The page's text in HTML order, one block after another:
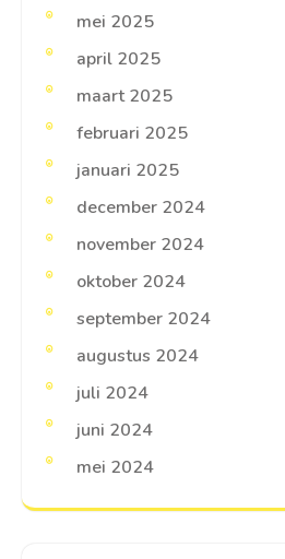
mei 2025
april 2025
maart 2025
februari 2025
januari 2025
december 2024
november 2024
oktober 2024
september 2024
augustus 2024
juli 2024
juni 2024
mei 2024